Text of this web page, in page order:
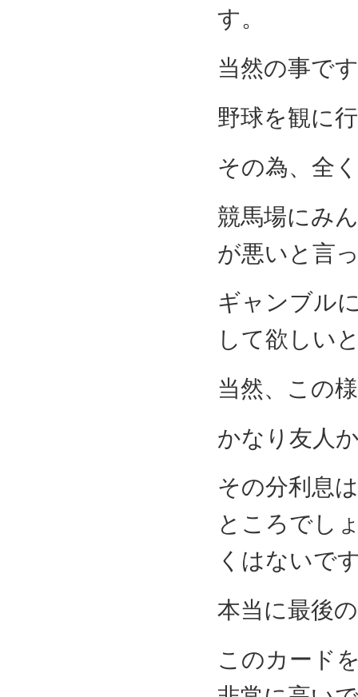
す。
当然の事で
野球を観に
その為、全
競馬場にみ
が悪いと言
ギャンブル
して欲しい
当然、この
かなり友人
その分利息
ところでし
くはないで
本当に最後
このカード